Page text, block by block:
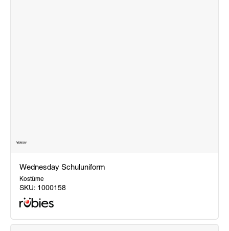
Wednesday
Wednesday Schuluniform
Kostüme
SKU: 1000158